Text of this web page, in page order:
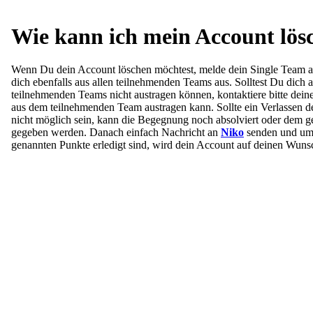
Wie kann ich mein Account
Wenn Du dein Account löschen möchtest, melde dein Single Team
dich ebenfalls aus allen teilnehmenden Teams aus. Solltest Du dich
teilnehmenden Teams nicht austragen können, kontaktiere bitte
aus dem teilnehmenden Team austragen kann. Sollte ein Verlassen
nicht möglich sein, kann die Begegnung noch absolviert oder dem
gegeben werden. Danach einfach Nachricht an Niko senden und
genannten Punkte erledigt sind, wird dein Account auf deinen